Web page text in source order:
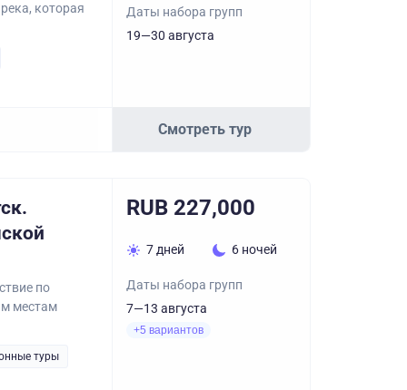
которая
Даты набора групп
19—30 августа
Смотреть тур
по
местам
туры
RUB 227,000
7 дней 6 ночей
Даты набора групп
7—13 августа
+5 вариантов